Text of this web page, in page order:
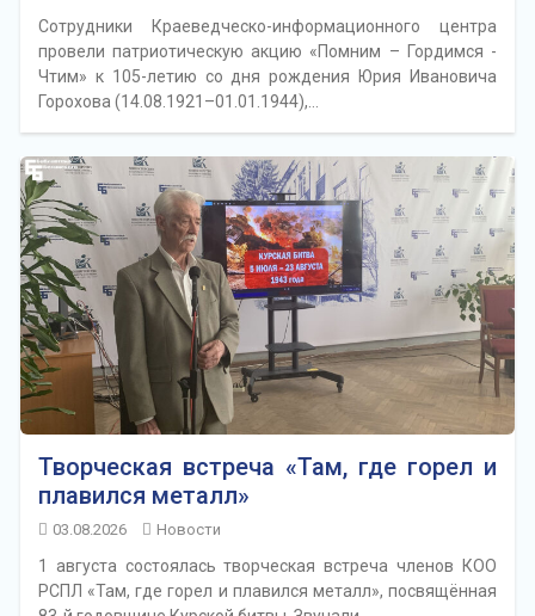
Сотрудники Краеведческо-информационного центра
провели патриотическую акцию «Помним – Гордимся -
Чтим» к 105-летию со дня рождения Юрия Ивановича
Горохова (14.08.1921–01.01.1944),…
Творческая встреча «Там, где горел и
плавился металл»
03.08.2026 Новости
1 августа состоялась творческая встреча членов КОО
РСПЛ «Там, где горел и плавился металл», посвящённая